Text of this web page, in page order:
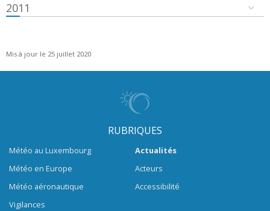
2011
Mis à jour le 25 juillet 2020
RUBRIQUES
Météo au Luxembourg
Météo en Europe
Météo aéronautique
Vigilances
Actualités
Acteurs
Accessibilité